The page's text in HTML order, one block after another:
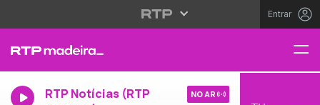
Entrar
RTP Notícias (RTP
NO AR